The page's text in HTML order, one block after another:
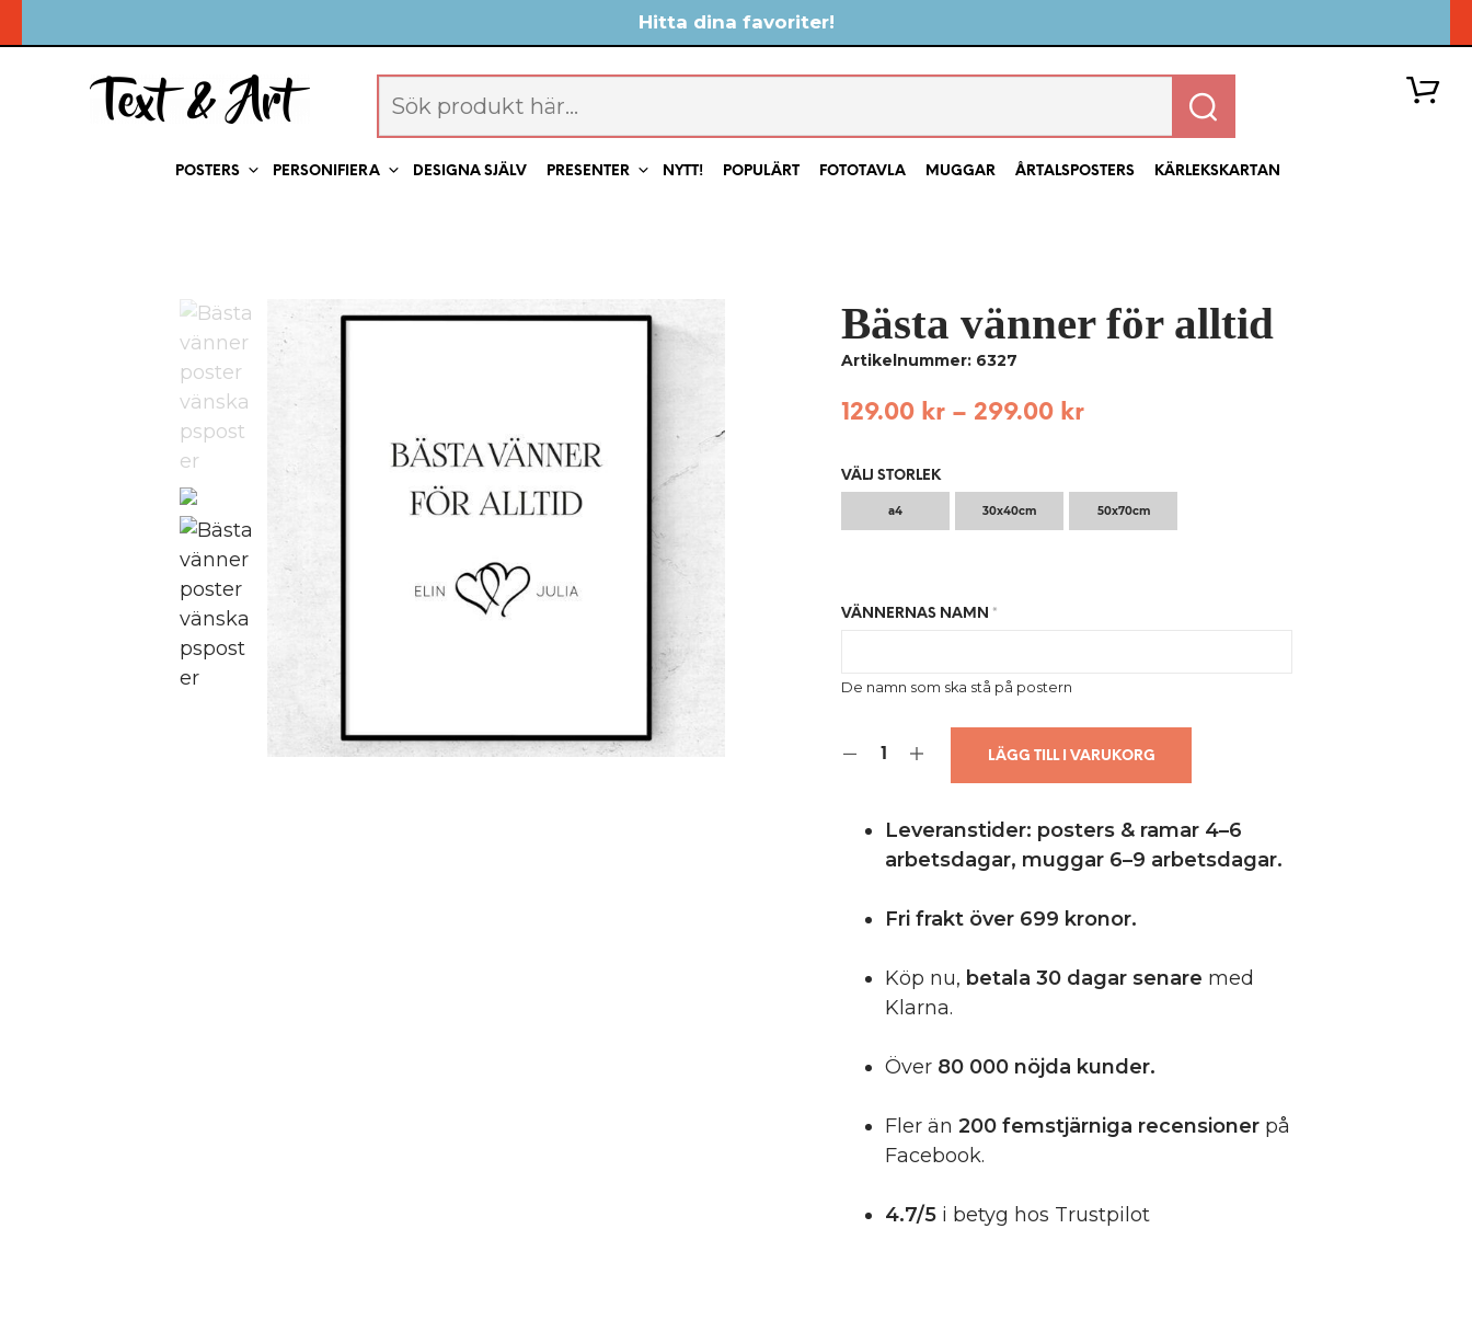
Hitta dina favoriter!
POSTERS PERSONIFIERA DESIGNA SJÄLV PRESENTER NYTT! POPULÄRT FOTOTAVLA MUGGAR ÅRTALSPOSTERS KÄRLEKSKARTAN
Bästa vänner för alltid
Artikelnummer: 6327
129.00 kr – 299.00 kr
VÄLJ STORLEK
a4 30x40cm 50x70cm
VÄNNERNAS NAMN *
De namn som ska stå på postern
LÄGG TILL I VARUKORG
Leveranstider: posters & ramar 4–6
arbetsdagar, muggar 6–9 arbetsdagar.
Fri frakt över 699 kronor.
Köp nu, betala 30 dagar senare med
Klarna.
Över 80 000 nöjda kunder.
Fler än 200 femstjärniga recensionerpå
Facebook.
4.7/5i betyg hos Trustpilot